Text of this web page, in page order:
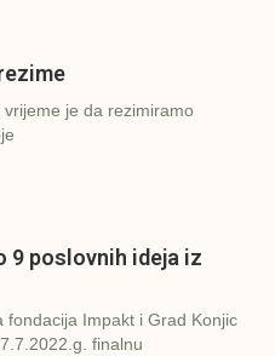
vrijeme je da rezimiramo
9 poslovnih ideja iz
fondacija Impakt i Grad Konjic
finalnu